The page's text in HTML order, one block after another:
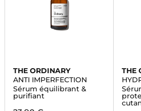
THE ORDINARY
ANTI IMPERFECTION
Sérum équilibrant &
purifiant
THE